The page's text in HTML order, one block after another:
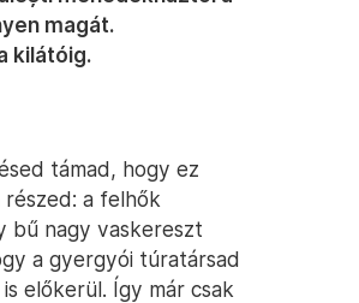
magát.
kilátóig.
támad, hogy ez
részed: a felhők
bű nagy vaskereszt
a gyergyói túratársad
előkerül. Így már csak